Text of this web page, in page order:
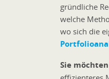
gründliche
welche
wo sich die
Sie